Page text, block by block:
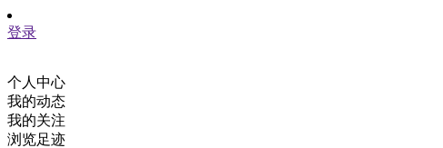
登录
个人中心
我的动态
我的关注
浏览足迹